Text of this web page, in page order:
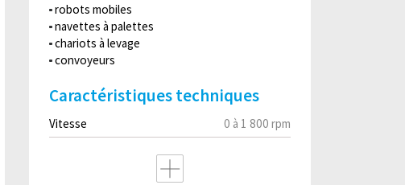
robots mobiles
navettes à palettes
chariots à levage
convoyeurs
Caractéristiques techniques
Vitesse 0 à 1 800 rpm